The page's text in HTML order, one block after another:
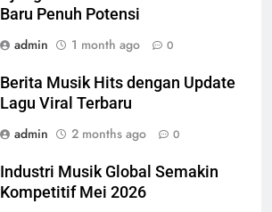
Baru Penuh Potensi
admin
1 month ago 0
Berita Musik Hits dengan Update
Lagu Viral Terbaru
admin
2 months ago 0
Industri Musik Global Semakin
Kompetitif Mei 2026